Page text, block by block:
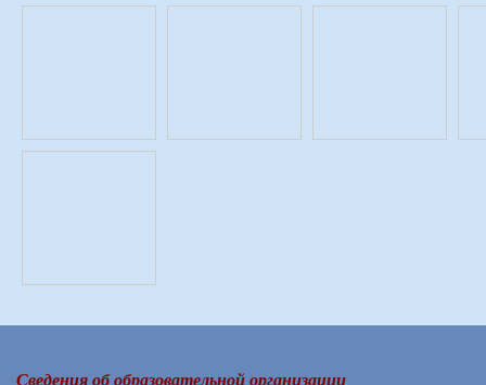
Сведения об образовательной организации